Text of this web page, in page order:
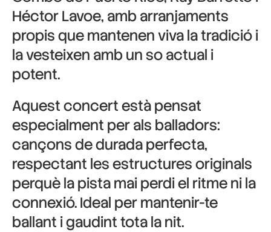
Héctor Lavoe, amb arranjaments
propis que mantenen viva la tradició i
la vesteixen amb un so actual i
potent.
Aquest concert està pensat
especialment per als balladors:
cançons de durada perfecta,
respectant les estructures originals
perquè la pista mai perdi el ritme ni la
connexió. Ideal per mantenir-te
ballant i gaudint tota la nit.